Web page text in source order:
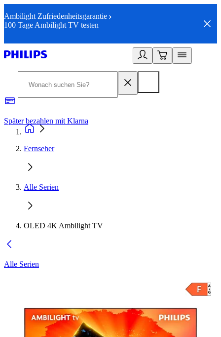
Ambilight Zufriedenheitsgarantie
100 Tage Ambilight TV testen
Später bezahlen mit Klarna
Fernseher
Alle Serien
OLED 4K Ambilight TV
Alle Serien